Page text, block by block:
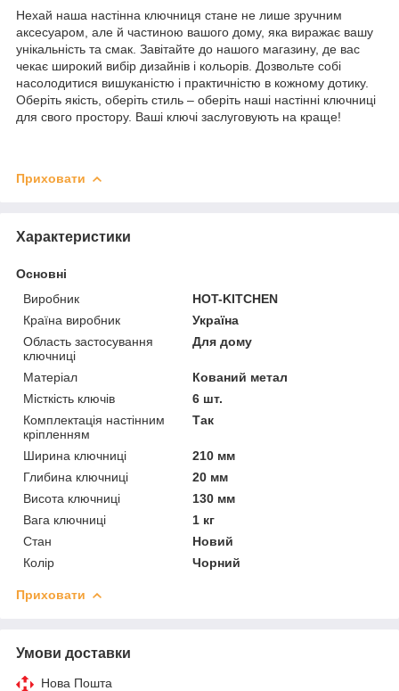
Нехай наша настінна ключниця стане не лише зручним
аксесуаром, але й частиною вашого дому, яка виражає вашу
унікальність та смак. Завітайте до нашого магазину, де вас
чекає широкий вибір дизайнів і кольорів. Дозвольте собі
насолодитися вишуканістю і практичністю в кожному дотику.
Оберіть якість, оберіть стиль – оберіть наші настінні ключниці
для свого простору. Ваші ключі заслуговують на краще!
Приховати
Характеристики
Основні
Виробник
HOT-KITCHEN
Країна виробник
Україна
Область застосування
ключниці
Для дому
Матеріал
Кований метал
Місткість ключів
6 шт.
Комплектація настінним
кріпленням
Так
Ширина ключниці
210 мм
Глибина ключниці
20 мм
Висота ключниці
130 мм
Вага ключниці
1 кг
Стан
Новий
Колір
Чорний
Приховати
Умови доставки
Нова Пошта